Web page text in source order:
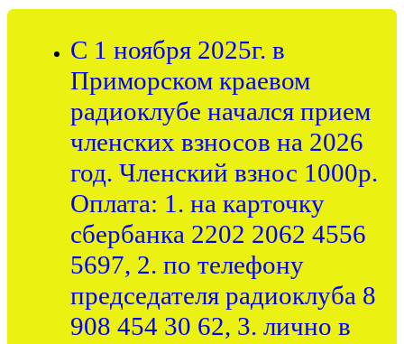
С 1 ноября 2025г. в
Приморском краевом
радиоклубе начался прием
членских взносов на 2026
год. Членский взнос 1000р.
Оплата: 1. на карточку
сбербанка 2202 2062 4556
5697, 2. по телефону
председателя радиоклуба 8
908 454 30 62, 3. лично в